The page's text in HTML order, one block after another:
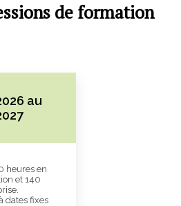
de formation
au
heures en
et 140
dates fixes